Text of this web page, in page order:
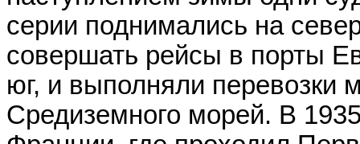
серии поднимались на
совершать рейсы в порты
юг, и выполняли перевозки
Средиземного морей. В